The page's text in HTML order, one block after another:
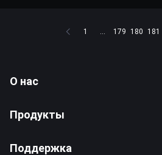
1 ... 179 180 181
О нас
Продукты
Поддержка